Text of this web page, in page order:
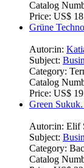
Catalog
Price: US$
Grüne
Autor:in:
Subject:
Category:
Catalog
Price: US$
Green
Autor:in: Elif
Subject:
Category:
Catalog